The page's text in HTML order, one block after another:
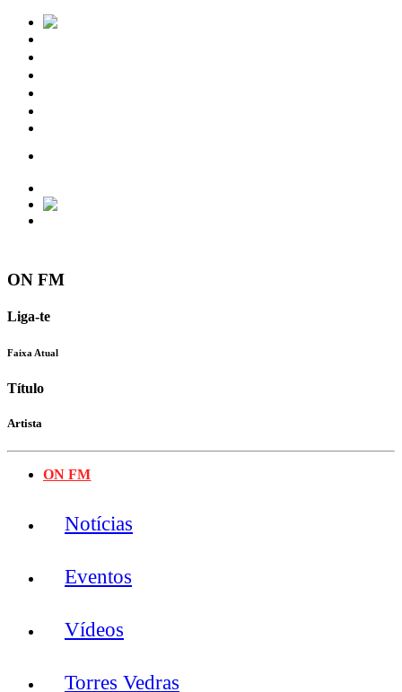
ON FM
Liga-te
Faixa Atual
Título
Artista
ON FM
Notícias
Eventos
Vídeos
Torres Vedras